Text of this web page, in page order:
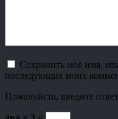
Сохранить моё имя,
последующих моих
Пожалуйста, введите